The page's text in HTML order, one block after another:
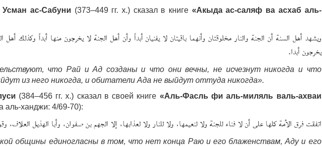
ас-Сабуни (373–449 гг. х.) сказал в книге «Акыда ас-саляф ва асхаб аль-
ويشهد أهل السنة أن الجنة والنار مخلوقتان وأنهما باقيتان لا يفنيان أبداً وأن أهل الجنة لا يخرجون منها أبداً وكذلك أهل
يخرجون أبدا.
что Рай и Ад созданы и что они вечны, не исчезнут никогда и что
из него никогда, и обитатели Ада не выйдут оттуда никогда».
(384–456 гг. х.) сказал в своей книге «Аль-Фасль фи аль-миляль валь-ахваи
аль-ханджи: 4/69-70):
اتفقت فرق الأمة كلها على أن لا فناء للجنة ولا لنعيمها، ولا للنار ولا لعذابها، إلا الجهم بن صفوان، وأبا الهذيل العلاف،
общины единогласны в том, что нет конца Раю и его блаженствам, Аду и его